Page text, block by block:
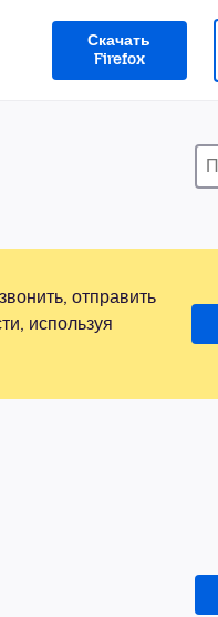
Скачать
Firefox
отправить
используя